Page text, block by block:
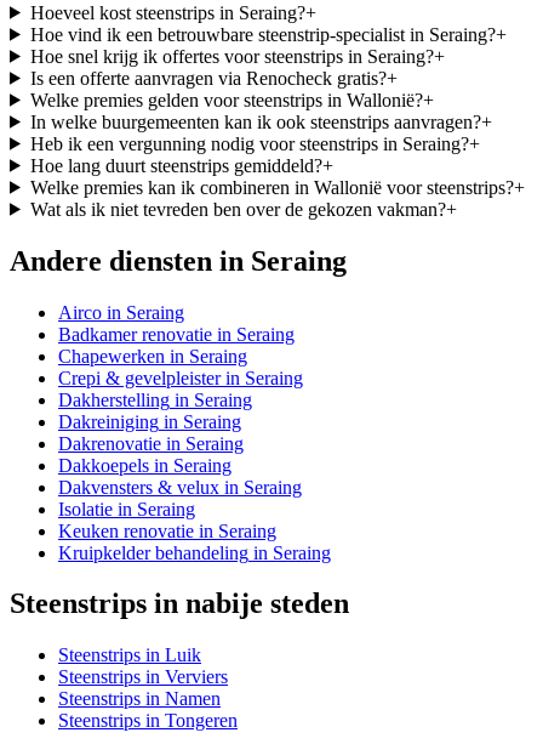
Hoeveel kost steenstrips in Seraing?+
Hoe vind ik een betrouwbare steenstrip-specialist in Seraing?+
Hoe snel krijg ik offertes voor steenstrips in Seraing?+
Is een offerte aanvragen via Renocheck gratis?+
Welke premies gelden voor steenstrips in Wallonië?+
In welke buurgemeenten kan ik ook steenstrips aanvragen?+
Heb ik een vergunning nodig voor steenstrips in Seraing?+
Hoe lang duurt steenstrips gemiddeld?+
Welke premies kan ik combineren in Wallonië voor steenstrips?+
Wat als ik niet tevreden ben over de gekozen vakman?+
Andere diensten in Seraing
Airco in Seraing
Badkamer renovatie in Seraing
Chapewerken in Seraing
Crepi & gevelpleisterin Seraing
Dakherstelling in Seraing
Dakreiniging in Seraing
Dakrenovatie in Seraing
Dakkoepels in Seraing
Dakvensters & velux in Seraing
Isolatie in Seraing
Keuken renovatie in Seraing
Kruipkelder behandeling in Seraing
Steenstrips in nabije steden
Steenstrips in Luik
Steenstrips in Verviers
Steenstrips in Namen
Steenstrips in Tongeren